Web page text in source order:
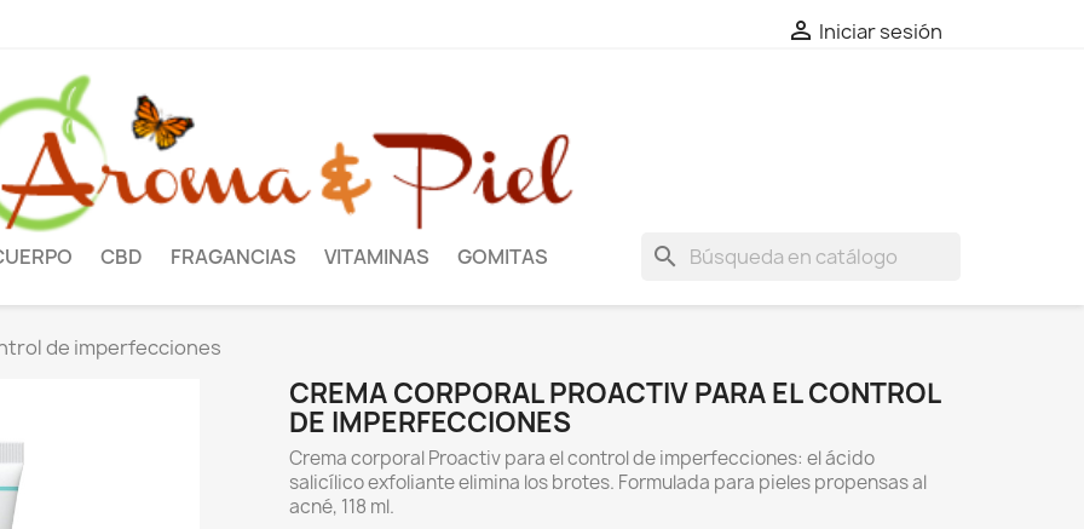
 Iniciar sesión
search
CBD FRAGANCIAS VITAMINAS GOMITAS
de imperfecciones
CREMA CORPORAL PROACTIV PARA EL CONTROL
DE IMPERFECCIONES
Crema corporal Proactiv para el control de imperfecciones: el ácido
salicílico exfoliante elimina los brotes. Formulada para pieles propensas al
acné, 118 ml.